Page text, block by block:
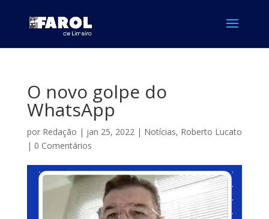
O novo golpe do
WhatsApp
por Redação | jan 25, 2022| Notícias, Roberto Lucato
| 0 Comentários